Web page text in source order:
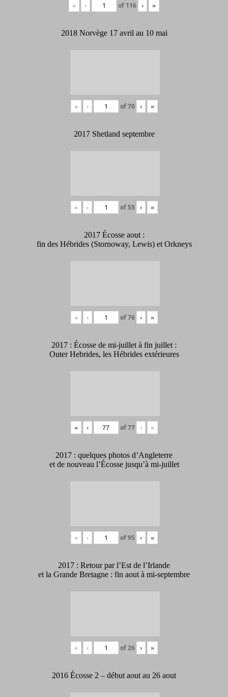
« ‹ of 116 › »
2018 Norvège 17 avril au 10 mai
« ‹ of70 › »
2017 Shetland septembre
« ‹ of55 › »
2017 Écosse aout :
fin des Hébrides (Stornoway, Lewis) et Orkneys
« ‹ of76 › »
2017 : Écosse de mi-juillet à fin juillet :
Outer Hebrides, les Hébrides extérieures
« ‹ of77 › »
2017 : quelques photos d’Angleterre
et de nouveau l’Écosse jusqu’à mi-juillet
« ‹ of95 › »
2017 : Retour par l’Est de l’Irlande
et la Grande Bretagne : fin aout à mi-septembre
« ‹ of26 › »
2016 Écosse 2 – début aout au 26 aout